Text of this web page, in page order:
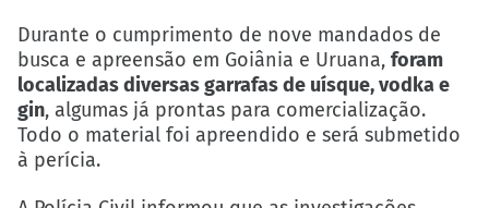
Durante o cumprimento de nove mandados de
busca e apreensão em Goiânia e Uruana, foram
localizadas diversas garrafas de uísque, vodka e
gin, algumas já prontas para comercialização.
Todo o material foi apreendido e será submetido
à perícia.